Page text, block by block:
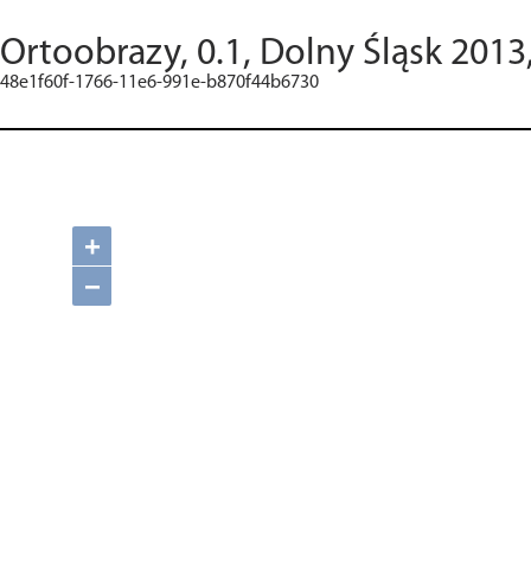
Ortoobrazy, 0.1, Dolny Śląsk
48e1f60f-1766-11e6-991e-b870f44b6730
+
−